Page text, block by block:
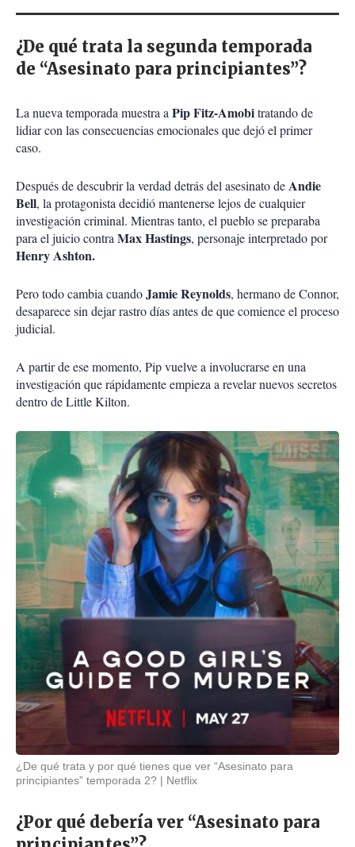
¿De qué trata la segunda temporada
de “Asesinato para principiantes”?
La nueva temporada muestra aPip Fitz-Amobitratando de
lidiar con las consecuencias emocionales que dejó el primer
caso.
Después de descubrir la verdad detrás del asesinato deAndie
Bell, la protagonista decidió mantenerse lejos de cualquier
investigación criminal. Mientras tanto, el pueblo se preparaba
para el juicio contraMax Hastings, personaje interpretado por
Henry Ashton.
Pero todo cambia cuandoJamie Reynolds, hermano de Connor,
desaparece sin dejar rastro días antes de que comience el proceso
judicial.
A partir de ese momento, Pip vuelve a involucrarse en una
investigación que rápidamente empieza a revelar nuevos secretos
dentro de Little Kilton.
¿De qué trata y por qué tienes que ver “Asesinato para
principiantes” temporada 2?
Netflix
¿Por qué debería ver “Asesinato para